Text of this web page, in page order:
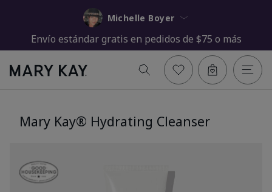
Michelle Boyer
Envío estándar gratis en pedidos de $75 o más
Mary Kay® Hydrating Cleanser